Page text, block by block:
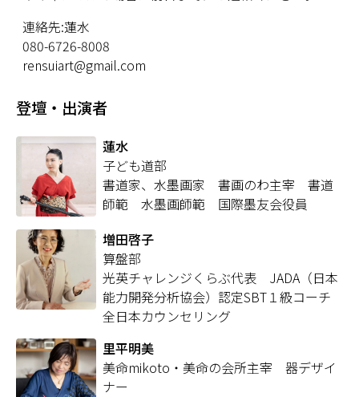
連絡先:蓮水
080-6726-8008
rensuiart@gmail.com
登壇・出演者
蓮水
子ども道部
書道家、水墨画家 書画のわ主宰 書道
師範 水墨画師範 国際墨友会役員
増田啓子
算盤部
光英チャレンジくらぶ代表 JADA（日本
能力開発分析協会）認定SBT１級コーチ
全日本カウンセリング
里平明美
美命mikoto・美命の会所主宰 器デザイ
ナー